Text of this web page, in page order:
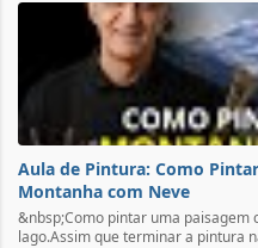
Aula de Pintura: Como
Montanha com Neve
&nbsp;Como pintar uma paisagem
lago.Assim que terminar a pintura